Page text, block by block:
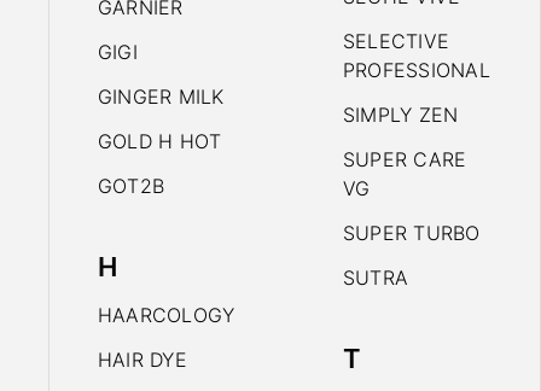
GARNIER
GIGI
GINGER MILK
GOLD H HOT
GOT2B
H
HAARCOLOGY
HAIR DYE
SELECTIVE
PROFESSIONAL
SIMPLY ZEN
SUPER CARE
VG
SUPER TURBO
SUTRA
T